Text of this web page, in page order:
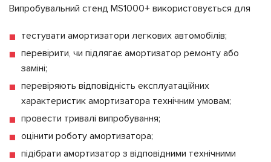
Випробувальний стенд MS1000+ використовується для
тестувати амортизатори легкових автомобілів;
перевірити, чи підлягає амортизатор ремонту або
заміні;
перевіряють відповідність експлуатаційних
характеристик амортизатора технічним умовам;
провести тривалі випробування;
оцінити роботу амортизатора;
підібрати амортизатор з відповідними технічними